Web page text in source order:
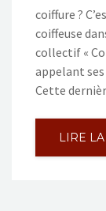
coiffure ?
coiffeuse
collectif «
appelant
Cette
LIRE